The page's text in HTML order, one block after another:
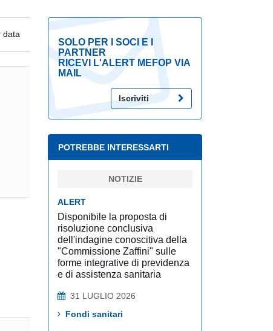
data
SOLO PER I SOCI E I
PARTNER
RICEVI L'ALERT MEFOP VIA
MAIL
Iscriviti
POTREBBE INTERESSARTI
NOTIZIE
ALERT
Disponibile la proposta di
risoluzione conclusiva
dell'indagine conoscitiva della
"Commissione Zaffini" sulle
forme integrative di previdenza
e di assistenza sanitaria
31 LUGLIO 2026
Fondi sanitari